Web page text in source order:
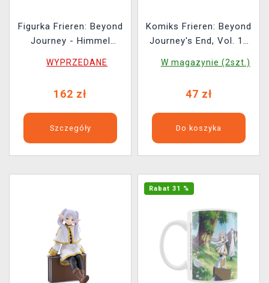
Figurka Frieren: Beyond
Journey - Himmel
WYPRZEDANE
162 zł
Szczegóły
Komiks Frieren: Beyond
Journey's End, Vol. 14
W magazynie (2szt.)
47 zł
Do koszyka
Rabat 31 %